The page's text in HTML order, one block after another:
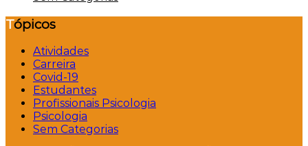
Tópicos
Atividades
Carreira
Covid-19
Estudantes
Profissionais Psicologia
Psicologia
Sem Categorias